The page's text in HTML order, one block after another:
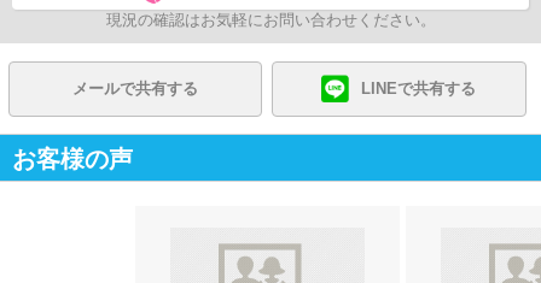
現況の確認はお気軽にお問い合わせください。
メールで共有する LINEで共有する
お客様の声